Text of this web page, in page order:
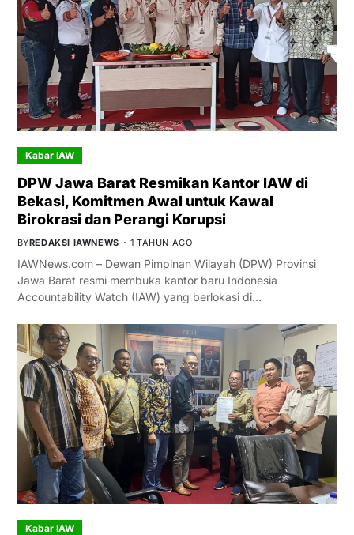
Kabar IAW
DPW Jawa Barat Resmikan Kantor IAW di
Bekasi, Komitmen Awal untuk Kawal
Birokrasi dan Perangi Korupsi
BYREDAKSI IAWNEWS 1 TAHUN AGO
IAWNews.com – Dewan Pimpinan Wilayah (DPW) Provinsi
Jawa Barat resmi membuka kantor baru Indonesia
Accountability Watch (IAW) yang berlokasi di…
Kabar IAW